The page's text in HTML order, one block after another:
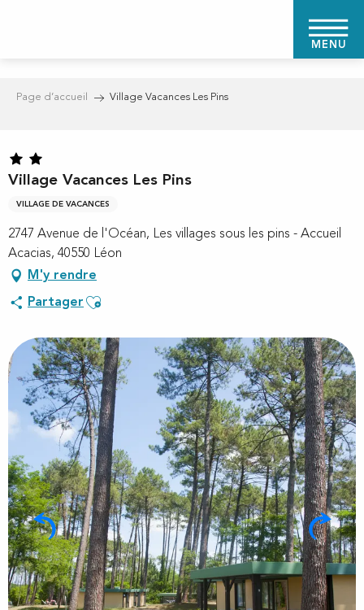
MENU
Page d’accueil Village Vacances Les Pins
Village Vacances Les Pins
VILLAGE DE VACANCES
2747 Avenue de l'Océan, Les villages sous les pins - Accueil
Acacias, 40550 Léon
M'y rendre
Partager Ajouter aux favoris